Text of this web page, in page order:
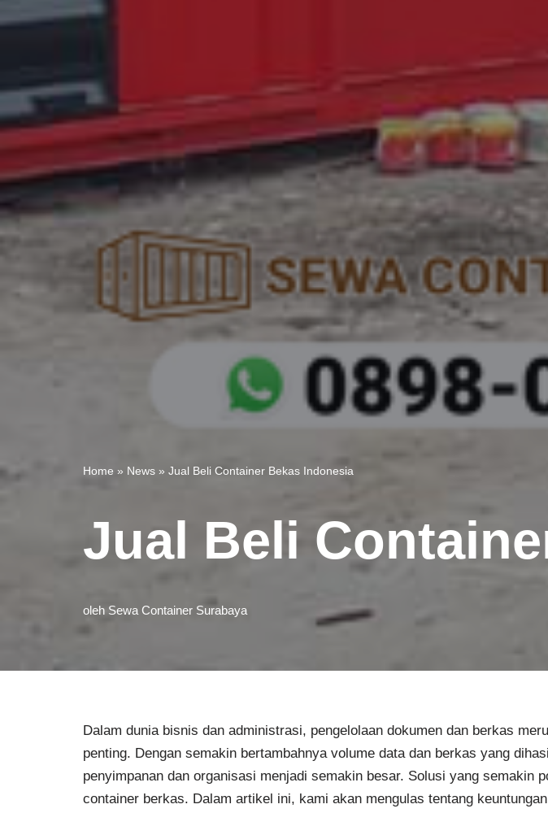
Home » News » Jual Beli Container Bekas Indonesia
Jual Beli
oleh Sewa Container Surabaya
Dalam dunia bisnis dan administrasi, pengelolaan dokumen dan berkas
penting. Dengan semakin bertambahnya volume data dan berkas yang
penyimpanan dan organisasi menjadi semakin besar. Solusi yang semakin
container berkas. Dalam artikel ini, kami akan mengulas tentang